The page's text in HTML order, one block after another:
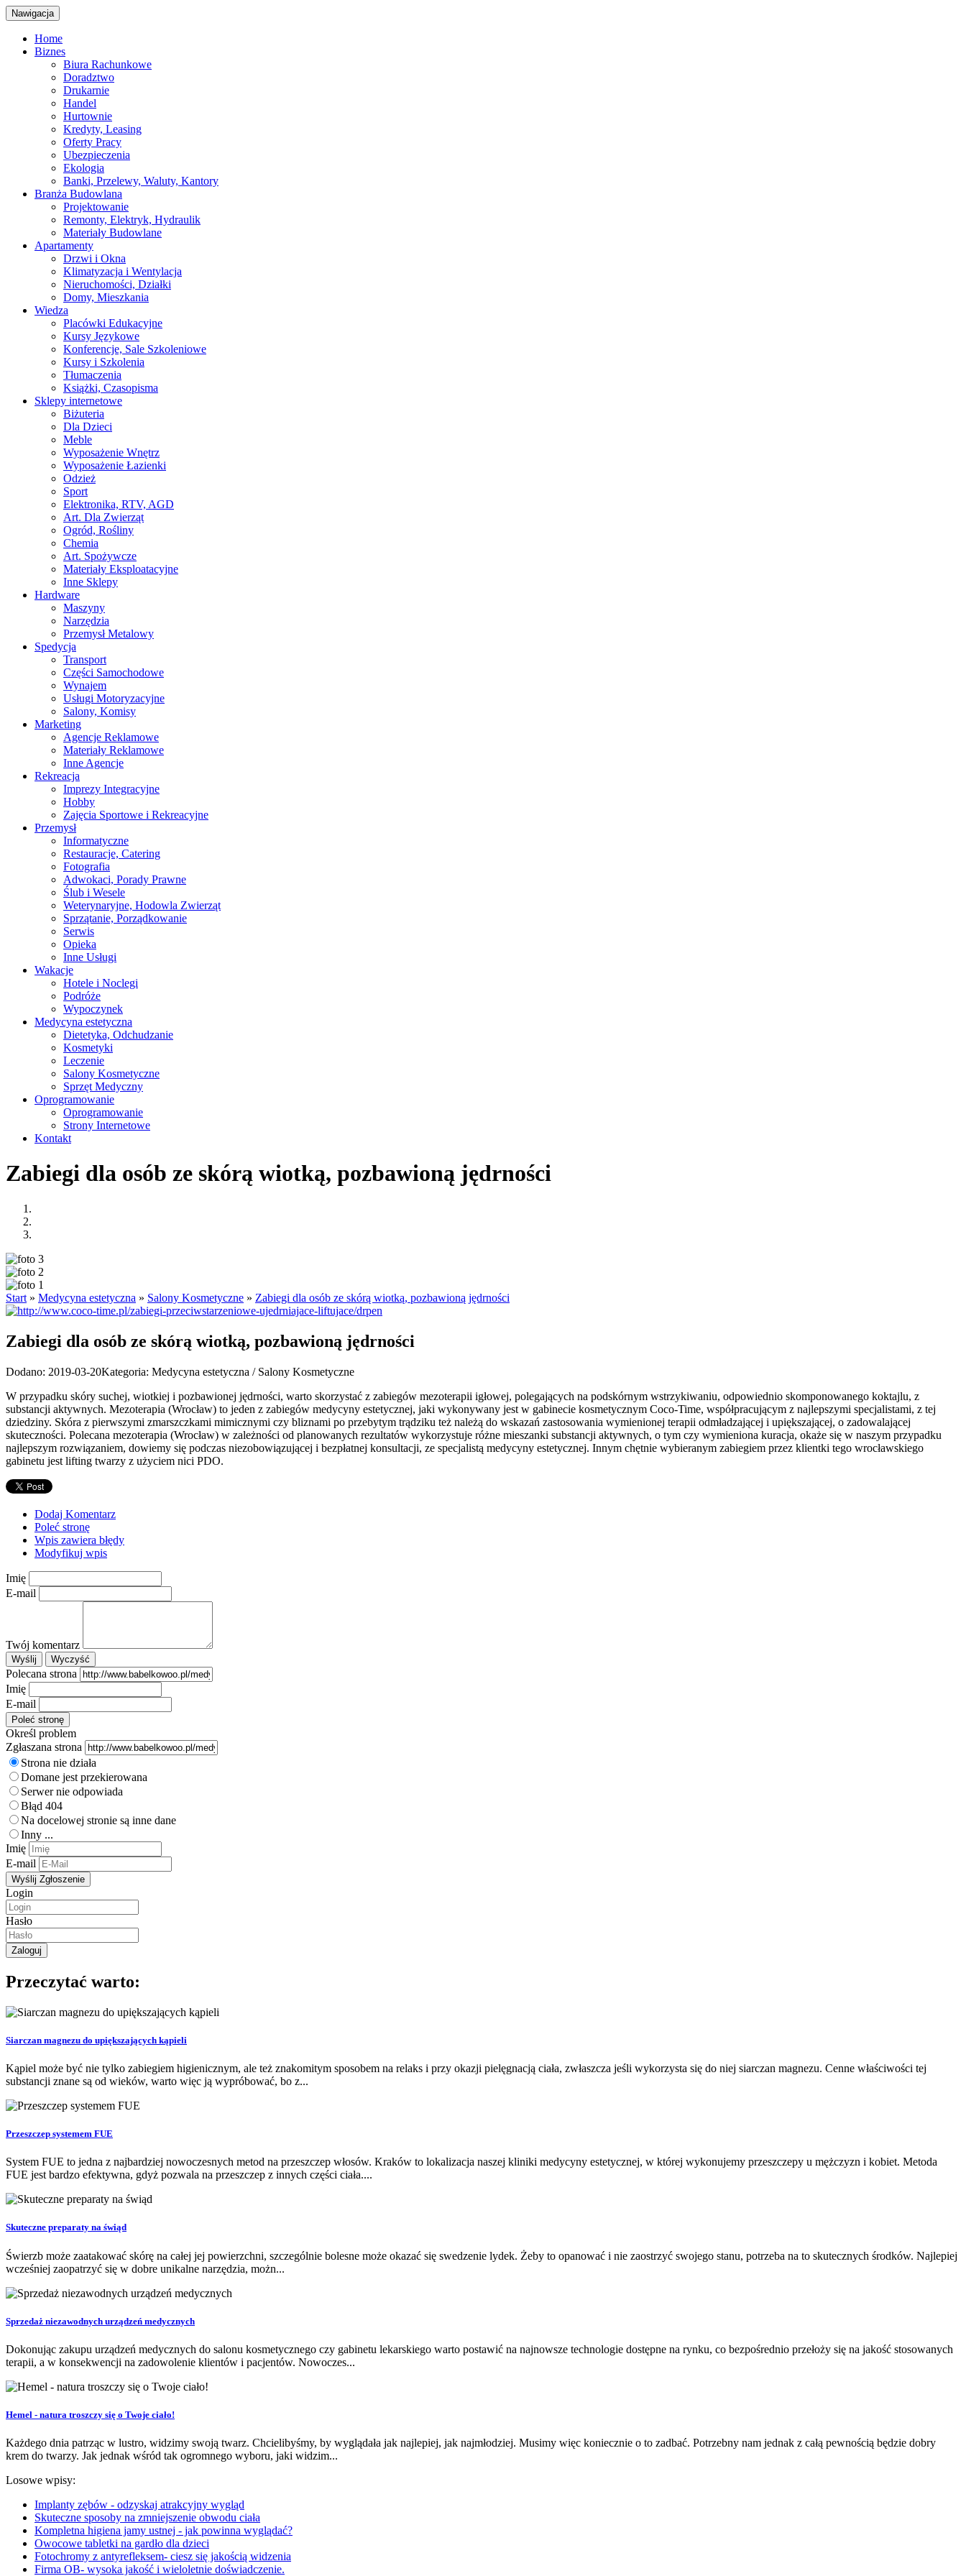
Nawigacja
Home
Biznes
Biura Rachunkowe
Doradztwo
Drukarnie
Handel
Hurtownie
Kredyty, Leasing
Oferty Pracy
Ubezpieczenia
Ekologia
Banki, Przelewy, Waluty, Kantory
Branża Budowlana
Projektowanie
Remonty, Elektryk, Hydraulik
Materiały Budowlane
Apartamenty
Drzwi i Okna
Klimatyzacja i Wentylacja
Nieruchomości, Działki
Domy, Mieszkania
Wiedza
Placówki Edukacyjne
Kursy Językowe
Konferencje, Sale Szkoleniowe
Kursy i Szkolenia
Tłumaczenia
Książki, Czasopisma
Sklepy internetowe
Biżuteria
Dla Dzieci
Meble
Wyposażenie Wnętrz
Wyposażenie Łazienki
Odzież
Sport
Elektronika, RTV, AGD
Art. Dla Zwierząt
Ogród, Rośliny
Chemia
Art. Spożywcze
Materiały Eksploatacyjne
Inne Sklepy
Hardware
Maszyny
Narzędzia
Przemysł Metalowy
Spedycja
Transport
Części Samochodowe
Wynajem
Usługi Motoryzacyjne
Salony, Komisy
Marketing
Agencje Reklamowe
Materiały Reklamowe
Inne Agencje
Rekreacja
Imprezy Integracyjne
Hobby
Zajęcia Sportowe i Rekreacyjne
Przemysł
Informatyczne
Restauracje, Catering
Fotografia
Adwokaci, Porady Prawne
Ślub i Wesele
Weterynaryjne, Hodowla Zwierząt
Sprzątanie, Porządkowanie
Serwis
Opieka
Inne Usługi
Wakacje
Hotele i Noclegi
Podróże
Wypoczynek
Medycyna estetyczna
Dietetyka, Odchudzanie
Kosmetyki
Leczenie
Salony Kosmetyczne
Sprzęt Medyczny
Oprogramowanie
Oprogramowanie
Strony Internetowe
Kontakt
Zabiegi dla osób ze skórą wiotką, pozbawioną jędrności
Start » Medycyna estetyczna » Salony Kosmetyczne » Zabiegi dla osób ze skórą wiotką, pozbawioną jędrności
Zabiegi dla osób ze skórą wiotką, pozbawioną jędrności
Dodano: 2019-03-20Kategoria: Medycyna estetyczna / Salony Kosmetyczne
W przypadku skóry suchej, wiotkiej i pozbawionej jędrności, warto skorzystać z zabiegów mezoterapii igłowej, polegających na podskórnym wstrzykiwaniu, odpowiednio skomponowanego koktajlu, z
substancji aktywnych. Mezoterapia (Wrocław) to jeden z zabiegów medycyny estetycznej, jaki wykonywany jest w gabinecie kosmetycznym Coco-Time, współpracującym z najlepszymi specjalistami, z tej
dziedziny. Skóra z pierwszymi zmarszczkami mimicznymi czy bliznami po przebytym trądziku też należą do wskazań zastosowania wymienionej terapii odmładzającej i upiększającej, o zadowalającej
skuteczności. Polecana mezoterapia (Wrocław) w zależności od planowanych rezultatów wykorzystuje różne mieszanki substancji aktywnych, o tym czy wymieniona kuracja, okaże się w naszym przypadku
najlepszym rozwiązaniem, dowiemy się podczas niezobowiązującej i bezpłatnej konsultacji, ze specjalistą medycyny estetycznej. Innym chętnie wybieranym zabiegiem przez klientki tego wrocławskiego
gabinetu jest lifting twarzy z użyciem nici PDO.
Dodaj Komentarz
Poleć stronę
Wpis zawiera błędy
Modyfikuj wpis
Imię
E-mail
Twój komentarz
Polecana strona
Imię
E-mail
Określ problem
Zgłaszana strona
Strona nie działa
Domane jest przekierowana
Serwer nie odpowiada
Błąd 404
Na docelowej stronie są inne dane
Inny ...
Imię
E-mail
Login
Hasło
Przeczytać warto:
Siarczan magnezu do upiększających kąpieli
Kąpiel może być nie tylko zabiegiem higienicznym, ale też znakomitym sposobem na relaks i przy okazji pielęgnacją ciała, zwłaszcza jeśli wykorzysta się do niej siarczan magnezu. Cenne właściwości tej
substancji znane są od wieków, warto więc ją wypróbować, bo z...
Przeszczep systemem FUE
System FUE to jedna z najbardziej nowoczesnych metod na przeszczep włosów. Kraków to lokalizacja naszej kliniki medycyny estetycznej, w której wykonujemy przeszczepy u mężczyzn i kobiet. Metoda
FUE jest bardzo efektywna, gdyż pozwala na przeszczep z innych części ciała....
Skuteczne preparaty na świąd
Świerzb może zaatakować skórę na całej jej powierzchni, szczególnie bolesne może okazać się swedzenie lydek. Żeby to opanować i nie zaostrzyć swojego stanu, potrzeba na to skutecznych środków. Najlepiej
wcześniej zaopatrzyć się w dobre unikalne narzędzia, możn...
Sprzedaż niezawodnych urządzeń medycznych
Dokonując zakupu urządzeń medycznych do salonu kosmetycznego czy gabinetu lekarskiego warto postawić na najnowsze technologie dostępne na rynku, co bezpośrednio przełoży się na jakość stosowanych
terapii, a w konsekwencji na zadowolenie klientów i pacjentów. Nowoczes...
Hemel - natura troszczy się o Twoje ciało!
Każdego dnia patrząc w lustro, widzimy swoją twarz. Chcielibyśmy, by wyglądała jak najlepiej, jak najmłodziej. Musimy więc koniecznie o to zadbać. Potrzebny nam jednak z całą pewnością będzie dobry
krem do twarzy. Jak jednak wśród tak ogromnego wyboru, jaki widzim...
Losowe wpisy:
Implanty zębów - odzyskaj atrakcyjny wygląd
Skuteczne sposoby na zmniejszenie obwodu ciała
Kompletna higiena jamy ustnej - jak powinna wyglądać?
Owocowe tabletki na gardło dla dzieci
Fotochromy z antyrefleksem- ciesz się jakością widzenia
Firma OB- wysoka jakość i wieloletnie doświadczenie.